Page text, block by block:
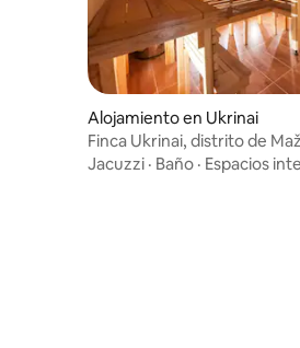
Alojamiento en Ukrinai
Finca Ukrinai, distrito de
Jacuzzi · Baño · Espacios